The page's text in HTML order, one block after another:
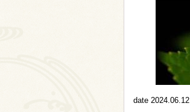
date 2024.06.12